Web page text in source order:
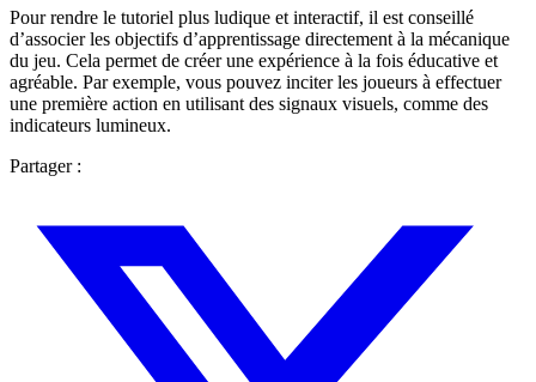
Pour rendre le tutoriel plus ludique et interactif, il est conseillé
d’associer les objectifs d’apprentissage directement à la mécanique
du jeu. Cela permet de créer une expérience à la fois éducative et
agréable. Par exemple, vous pouvez inciter les joueurs à effectuer
une première action en utilisant des signaux visuels, comme des
indicateurs lumineux.
Partager :